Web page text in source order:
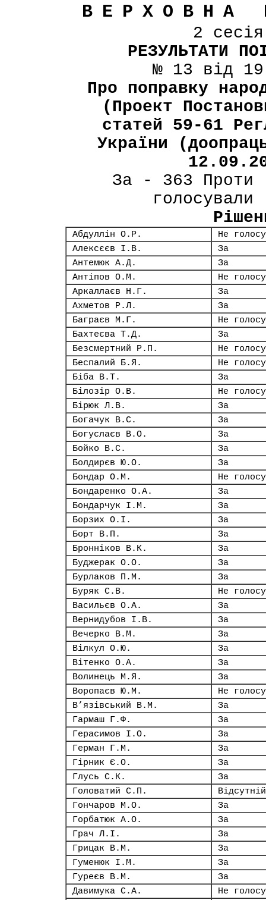
ВЕРХОВНА
2
РЕЗУЛЬТАТИ
№ 13 від
Про поправку
(Проект
статей 59-61
України
За - 363 Проти
Абдуллін О.Р.
Не
Алексєєв І.В.
За
Антемюк А.Д.
За
Антіпов О.М.
Не
Аркаллаєв Н.Г.
За
Ахметов Р.Л.
За
Баграєв М.Г.
Не
Бахтеєва Т.Д.
За
Безсмертний Р.П.
Не
Беспалий Б.Я.
Не
Біба В.Т.
За
Білозір О.В.
Не
Бірюк Л.В.
За
Богачук В.С.
За
Богуслаєв В.О.
За
Бойко В.С.
За
Болдирєв Ю.О.
За
Бондар О.М.
Не
Бондаренко О.А.
За
Бондарчук І.М.
За
Борзих О.І.
За
Борт В.П.
За
Бронніков В.К.
За
Буджерак О.О.
За
Бурлаков П.М.
За
Буряк С.В.
Не
Васильєв О.А.
За
Вернидубов І.В.
За
Вечерко В.М.
За
Вілкул О.Ю.
За
Вітенко О.А.
За
Волинець М.Я.
За
Воропаєв Ю.М.
Не
В’язівський В.М.
За
Гармаш Г.Ф.
За
Герасимов І.О.
За
Герман Г.М.
За
Гірник Є.О.
За
Глусь С.К.
За
Головатий С.П.
Відсутній
Гончаров М.О.
За
Горбатюк А.О.
За
Грач Л.І.
За
Грицак В.М.
За
Гуменюк І.М.
За
Гуреєв В.М.
За
Давимука С.А.
Не